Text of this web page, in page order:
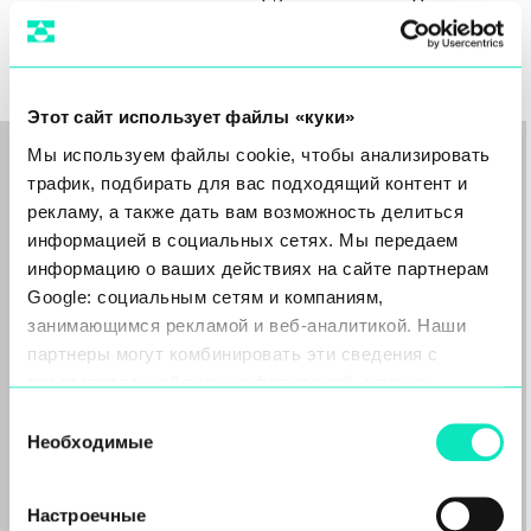
Этот сайт использует файлы «куки»
Мы используем файлы cookie, чтобы анализировать
трафик, подбирать для вас подходящий контент и
рекламу, а также дать вам возможность делиться
информацией в социальных сетях. Мы передаем
информацию о ваших действиях на сайте партнерам
Google: социальным сетям и компаниям,
занимающимся рекламой и веб-аналитикой. Наши
партнеры могут комбинировать эти сведения с
предоставленной вами информацией, а также
вами их сервисов.
согласия
Необходимые
Настроечные
Арабские Эмираты
Похожие статьи